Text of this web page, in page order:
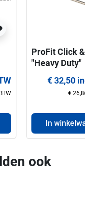
ProFit Click
"Heavy Duty"
MPL-€ 32,50
€
In
ook